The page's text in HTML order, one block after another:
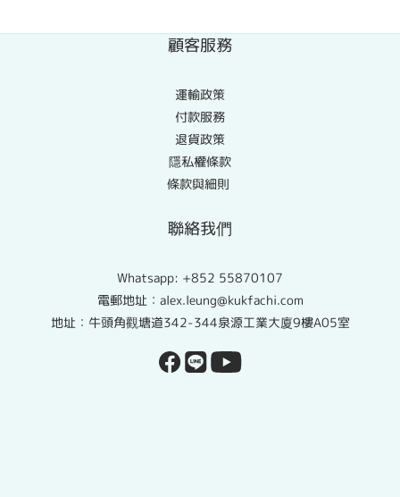
顧客服務
運輸政策
付款服務
退貨政策
隱私權條款
條款與細則
聯絡我們
Whatsapp: +852 55870107
電郵地址：alex.leung@kukfachi.com
地址：牛頭角觀塘道342-344泉源工業大廈9樓A05室